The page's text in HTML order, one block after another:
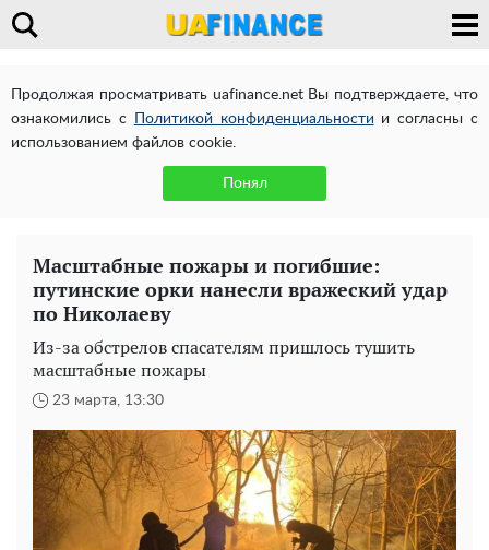
Продолжая просматривать uafinance.net Вы подтверждаете, что
ознакомились с
Политикой конфиденциальности и согласны с
использованием файлов cookie.
Понял
Масштабные пожары и погибшие:
путинские орки нанесли вражеский удар
по Николаеву
Из-за обстрелов спасателям пришлось тушить
масштабные пожары
23 марта, 13:30